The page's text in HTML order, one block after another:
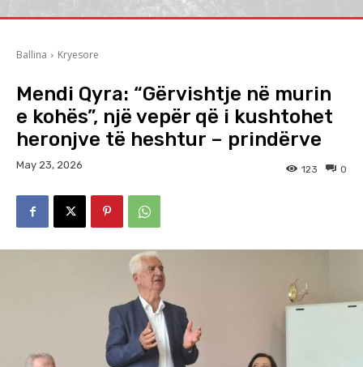
Ballina Kryesore
Mendi Qyra: “Gërvishtje në murin
e kohës”, një vepër që i kushtohet
heronjve të heshtur – prindërve
May 23, 2026 0
123